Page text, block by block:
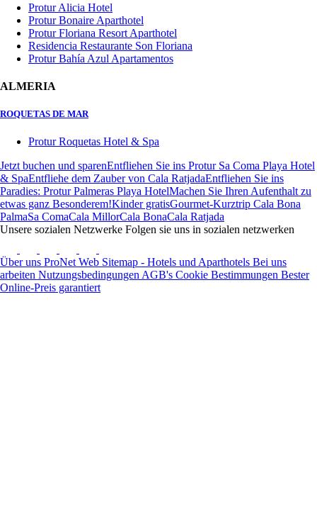
Protur Alicia Hotel
Protur Bonaire Aparthotel
Protur Floriana Resort Aparthotel
Residencia Restaurante Son Floriana
Protur Bahía Azul Apartamentos
ALMERIA
ROQUETAS DE MAR
Protur Roquetas Hotel & Spa
Jetzt buchen und sparenEntfliehen Sie ins Protur Sa Coma Playa Hotel
& SpaEntfliehe dem Zauber von Cala RatjadaEntfliehen Sie ins
Paradies: Protur Palmeras Playa HotelMachen Sie Ihren Aufenthalt zu
etwas ganz Besonderem!Kinder gratisGourmet-Kurztrip Cala Bona
PalmaSa ComaCala MillorCala BonaCala Ratjada
Unsere sozialen Netzwerke Folgen sie uns in sozialen netzwerken
Über uns ProNet Web Sitemap - Hotels und Aparthotels Bei uns
arbeiten Nutzungsbedingungen AGB's Cookie Bestimmungen Bester
Online-Preis garantiert